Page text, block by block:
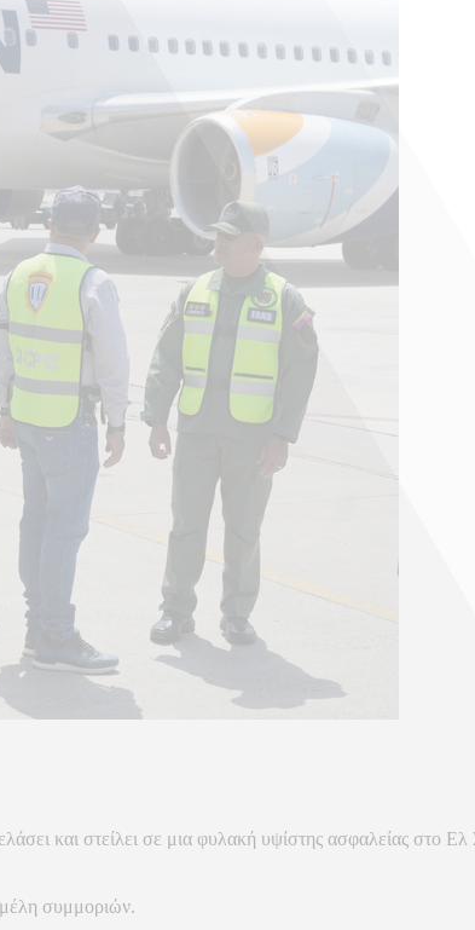
και στείλει σε μια φυλακή υψίστης ασφαλείας στο
συμμοριών.